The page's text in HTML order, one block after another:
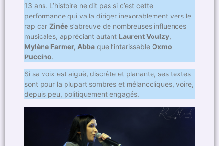
13 ans. L’histoire ne dit pas si c’est cette
performance qui va la diriger inexorablement vers le
rap car Zinée s’abreuve de nombreuses influences
musicales, appréciant autant Laurent Voulzy,
Mylène Farmer, Abba que l’intarissable Oxmo
Puccino.
Si sa voix est aiguë, discrète et planante, ses textes
sont pour la plupart sombres et mélancoliques, voire,
depuis peu, politiquement engagés.